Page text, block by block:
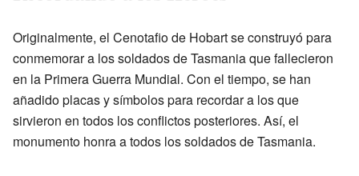
Originalmente, el Cenotafio de Hobart se construyó para
conmemorar a los soldados de Tasmania que fallecieron
en la Primera Guerra Mundial. Con el tiempo, se han
añadido placas y símbolos para recordar a los que
sirvieron en todos los conflictos posteriores. Así, el
monumento honra a todos los soldados de Tasmania.